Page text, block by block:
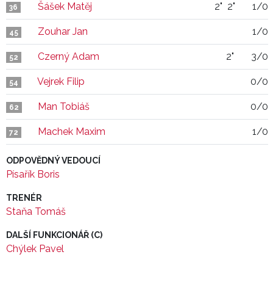
36 Šášek Matěj 2" 2" 1/0
45 Zouhar Jan 1/0
52 Czerný Adam 2" 3/0
54 Vejrek Filip 0/0
62 Man Tobiáš 0/0
72 Machek Maxim 1/0
ODPOVĚDNÝ VEDOUCÍ
Písařík Boris
TRENÉR
Staňa Tomáš
DALŠÍ FUNKCIONÁŘ (C)
Chýlek Pavel